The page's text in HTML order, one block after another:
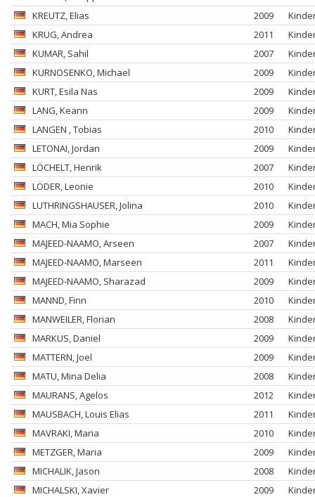
KREUTZ, Elias 2009
KRUG, Andrea 2011
KUMAR, Sahil 2007
KURNOSENKO, Michael 2009
KURT, Esila Nas 2009
LANG, Keann 2009
LANGEN , Tobias 2010
LETONAI, Jordan 2009
LÖCHELT, Henrik 2007
LÖDER, Leonie 2010
LUTHRINGSHAUSER, Jolina 2010
MACH, Mia Sophie 2009
MAJEED-NAAMO, Arseen 2007
MAJEED-NAAMO, Marseen 2011
MAJEED-NAAMO, Sharazad 2009
MANND, Finn 2010
MANWEILER, Florian 2008
MARKUS, Daniel 2009
MATTERN, Joel 2009
MATU, Mina Delia 2008
MAURANS, Agelos 2012
MAUSBACH, Louis Elias 2011
MAVRAKI, Maria 2010
METZGER, Maria 2009
MICHALIK, Jason 2008
MICHALSKI, Xavier 2009